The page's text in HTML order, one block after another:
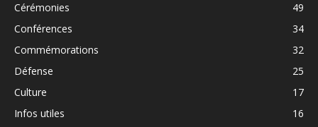
Cérémonies
49
Conférences
34
Commémorations
32
Défense
25
Culture
17
Infos utiles
16